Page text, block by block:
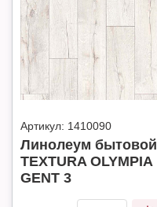
Артикул: 1410090
Линолеум бытовой
TEXTURA OLYMPIA
GENT 3